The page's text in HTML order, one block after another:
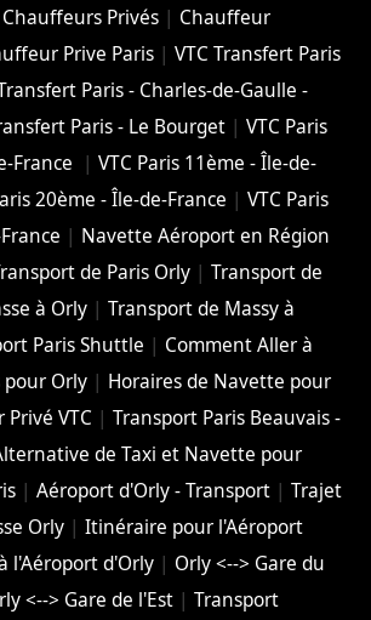
Chauffeurs Privés | Chauffeur
Prive Paris |VTC Transfert Paris
Paris - Charles-de-Gaulle -
Paris - Le Bourget| VTC Paris
France
|VTC Paris 11ème - Île-de-
20ème - Île-de-France |VTC Paris
| Navette Aéroport en Région
de Paris Orly| Transport de
à Orly |Transport de Massy à
Paris Shuttle | Comment Aller à
pour Orly| Horaires de Navette pour
VTC |Transport Paris Beauvais -
de Taxi et Navette pour
| Aéroport d'Orly - Transport| Trajet
Orly| Itinéraire pour l'Aéroport
l'Aéroport d'Orly | Orly <--> Gare du
<--> Gare de l'Est| Transport